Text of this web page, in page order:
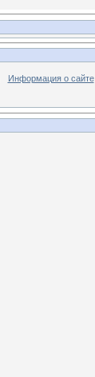
Информация о сайте